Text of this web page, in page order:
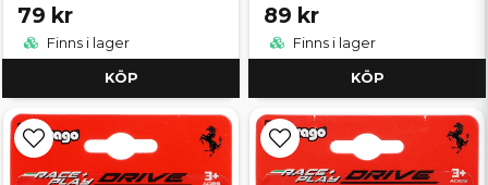
79 kr
Finns i lager
KÖP
89 kr
Finns i lager
KÖP